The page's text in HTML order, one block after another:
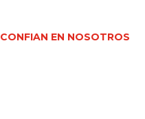
CONFIAN EN NOSOTROS